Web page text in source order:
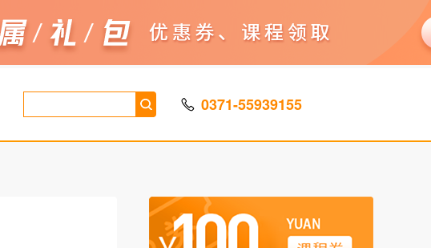
0371-55939155